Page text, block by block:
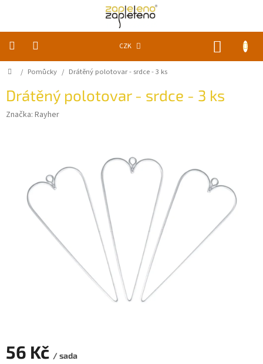
CZK
KLUBKA
zapletení
Doplňky
Vychytávky
Návody
Domů
/ Pomůcky / Drátěný polotovar - srdce - 3 ks
Drátěný polotovar - srdce - 3 ks
Značka: Rayher
56 Kč / sada